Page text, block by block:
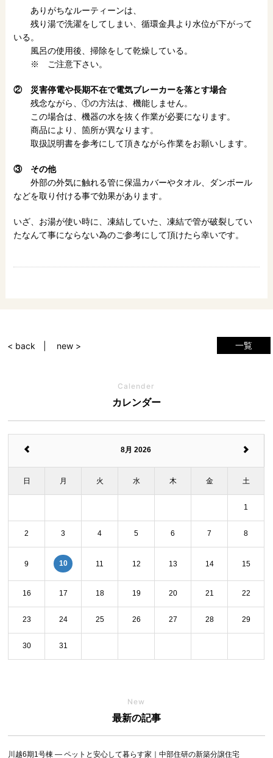
ありがちなルーティーンは、
残り湯で洗濯をしてしまい、循環金具より水位が下がって
いる。
風呂の使用後、掃除をして乾燥している。
※ ご注意下さい。
② 災害停電や長期不在で電気ブレーカーを落とす場合
残念ながら、①の方法は、機能しません。
この場合は、機器の水を抜く作業が必要になります。
商品により、箇所が異なります。
取扱説明書を参考にして頂きながら作業をお願いします。
③ その他
外部の外気に触れる管に保温カバーやタオル、ダンボール
などを取り付ける事で効果があります。
いざ、お湯が使い時に、凍結していた、凍結で管が破裂してい
たなんて事にならない為のご参考にして頂けたら幸いです。
一覧
< back new >
Calender
カレンダー
8月 2026
日 月 火 水 木 金 土
1
2 3 4 5 6 7 8
9 10 11 12 13 14 15
16 17 18 19 20 21 22
23 24 25 26 27 28 29
30 31
New
最新の記事
川越6期1号棟 ― ペットと安心して暮らす家｜中部住研の新築分譲住宅